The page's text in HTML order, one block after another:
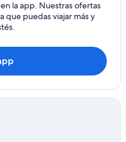
la app. Nuestras ofertas
que puedas viajar más y